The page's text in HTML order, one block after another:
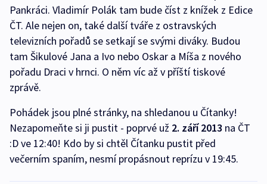
Pankráci. Vladimír Polák tam bude číst z knížek z Edice
ČT. Ale nejen on, také další tváře z ostravských
televizních pořadů se setkají se svými diváky. Budou
tam Šikulové Jana a Ivo nebo Oskar a Míša z nového
pořadu Draci v hrnci. O něm víc až v příští tiskové
zprávě.
Pohádek jsou plné stránky, na shledanou u Čítanky!
Nezapomeňte si ji pustit - poprvé už 2. září 2013 na ČT
:D ve 12:40! Kdo by si chtěl Čítanku pustit před
večerním spaním, nesmí propásnout reprízu v 19:45.